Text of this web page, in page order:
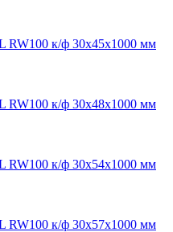
RW100 к/ф 30x45x1000 мм
RW100 к/ф 30x48x1000 мм
RW100 к/ф 30x54x1000 мм
RW100 к/ф 30x57x1000 мм